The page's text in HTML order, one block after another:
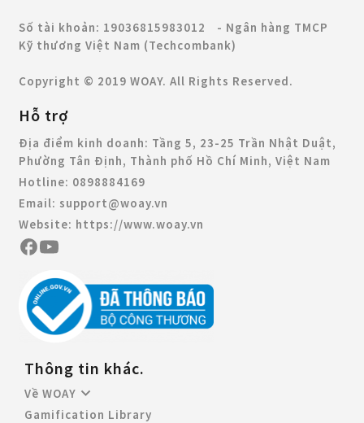
Số tài khoản: 19036815983012 - Ngân hàng TMCP
Kỹ thương Việt Nam (Techcombank)
Copyright © 2019 WOAY. All Rights Reserved.
Hỗ trợ
Địa điểm kinh doanh: Tầng 5, 23-25 Trần Nhật Duật,
Phường Tân Định, Thành phố Hồ Chí Minh, Việt Nam
Hotline: 0898884169
Email: support@woay.vn
Website: https://www.woay.vn
Thông tin khác.
Về WOAY
Gamification Library